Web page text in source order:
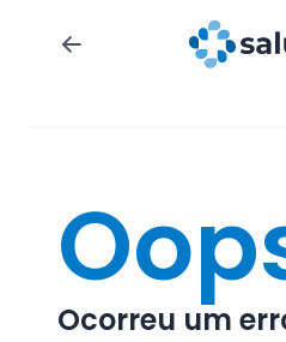
Ocorreu um